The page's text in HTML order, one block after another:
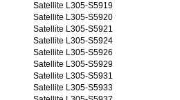
Satellite L305-S5919
Satellite L305-S5920
Satellite L305-S5921
Satellite L305-S5924
Satellite L305-S5926
Satellite L305-S5929
Satellite L305-S5931
Satellite L305-S5933